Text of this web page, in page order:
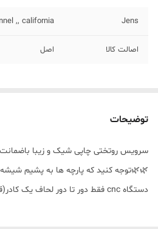
Jens
,, california
اصالت کالا اصل
توضیحات
سرویس روتختی چاپی شیک و زیبا
🌿🌿توجه کنید که پارچه ها به پشیم
دستگاه cnc فقط دور تا دور لحاف یک کادر(قاب) دوخت ساده میخوره